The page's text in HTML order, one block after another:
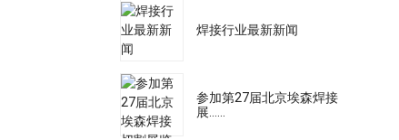
焊接行业最新新闻
参加第27届北京埃森焊接
展……